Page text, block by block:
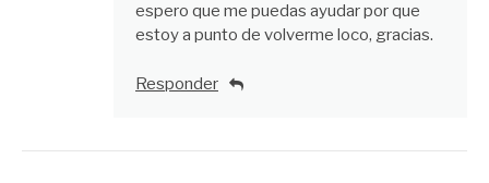
espero que me puedas ayudar por que
estoy a punto de volverme loco, gracias.
Responder